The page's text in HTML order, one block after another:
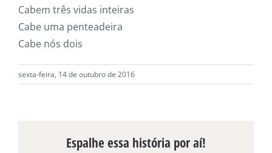
Cabem três vidas inteiras
Cabe uma penteadeira
Cabe nós dois
sexta-feira, 14 de outubro de 2016
Espalhe essa história por aí!